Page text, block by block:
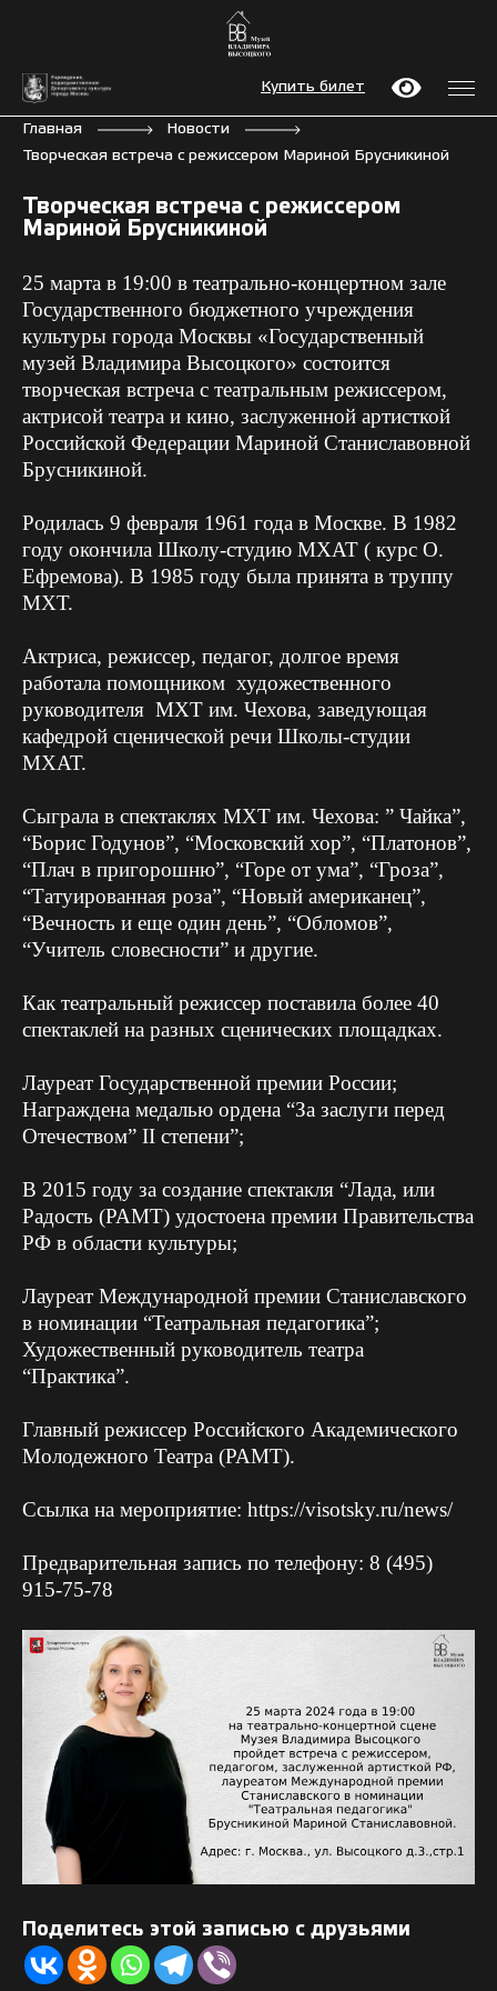
Купить билет
Главная
Новости
Творческая встреча с режиссером Мариной Брусникиной
Творческая встреча с режиссером
Мариной Брусникиной
25 марта в 19:00 в театрально-концертном зале
Государственного бюджетного учреждения
культуры города Москвы «Государственный
музей Владимира Высоцкого» состоится
творческая встреча с театральным режиссером,
актрисой театра и кино, заслуженной артисткой
Российской Федерации Мариной Станиславовной
Брусникиной.
Родилась 9 февраля 1961 года в Москве. В 1982
году окончила Школу-студию МХАТ ( курс О.
Ефремова). В 1985 году была принята в труппу
МХТ.
Актриса, режиссер, педагог, долгое время
работала помощником художественного
руководителя МХТ им. Чехова, заведующая
кафедрой сценической речи Школы-студии
МХАТ.
Сыграла в спектаклях МХТ им. Чехова: ” Чайка”,
“Борис Годунов”, “Московский хор”, “Платонов”,
“Плач в пригорошню”, “Горе от ума”, “Гроза”,
“Татуированная роза”, “Новый американец”,
“Вечность и еще один день”, “Обломов”,
“Учитель словесности” и другие.
Как театральный режиссер поставила более 40
спектаклей на разных сценических площадках.
Лауреат Государственной премии России;
Награждена медалью ордена “За заслуги перед
Отечеством” II степени”;
В 2015 году за создание спектакля “Лада, или
Радость (РАМТ) удостоена премии Правительства
РФ в области культуры;
Лауреат Международной премии Станиславского
в номинации “Театральная педагогика”;
Художественный руководитель театра
“Практика”.
Главный режиссер Российского Академического
Молодежного Театра (РАМТ).
Ссылка на мероприятие: https://visotsky.ru/news/
Предварительная запись по телефону: 8 (495)
915-75-78
Поделитесь этой записью с друзьями